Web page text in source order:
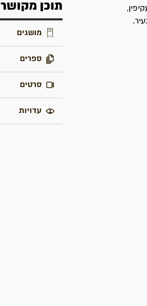
תוכן מקושר
מושגים
ספרים
סרטים
עדויות